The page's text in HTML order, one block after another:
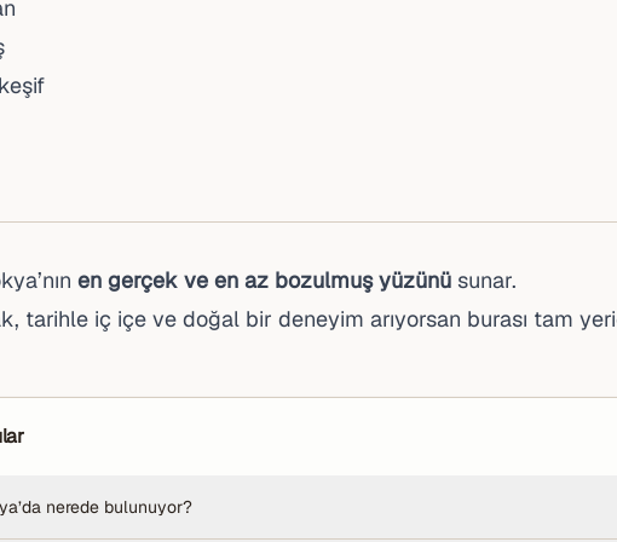
en gerçek ve en az bozulmuş yüzünü sunar.
tarihle iç içe ve doğal bir deneyim arıyorsan burası tam
nerede bulunuyor?